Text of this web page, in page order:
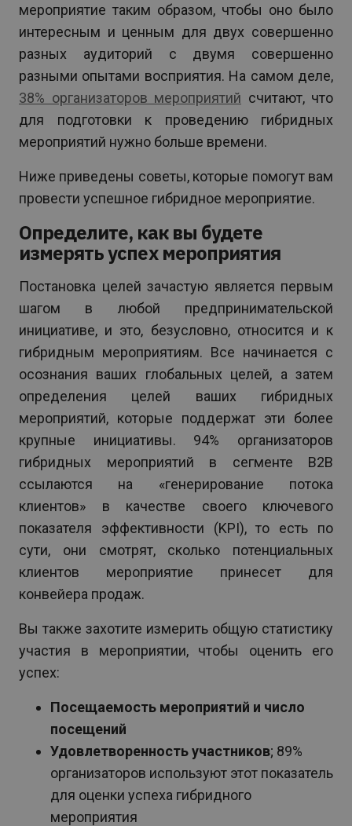
мероприятие таким образом, чтобы оно было
интересным и ценным для двух совершенно
разных аудиторий с двумя совершенно
разными опытами восприятия. На самом деле,
38% организаторов мероприятий считают, что
для подготовки к проведению гибридных
мероприятий нужно больше времени.
Ниже приведены советы, которые помогут вам
провести успешное гибридное мероприятие.
Определите, как вы будете
измерять успех мероприятия
Постановка целей зачастую является первым
шагом в любой предпринимательской
инициативе, и это, безусловно, относится и к
гибридным мероприятиям. Все начинается с
осознания ваших глобальных целей, а затем
определения целей ваших гибридных
мероприятий, которые поддержат эти более
крупные инициативы. 94% организаторов
гибридных мероприятий в сегменте B2B
ссылаются на «генерирование потока
клиентов» в качестве своего ключевого
показателя эффективности (KPI), то есть по
сути, они смотрят, сколько потенциальных
клиентов мероприятие принесет для
конвейера продаж.
Вы также захотите измерить общую статистику
участия в мероприятии, чтобы оценить его
успех:
Посещаемость мероприятий и число
посещений
Удовлетворенность участников; 89%
организаторов используют этот показатель
для оценки успеха гибридного
мероприятия